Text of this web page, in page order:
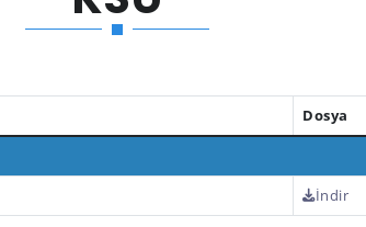
Dosya
İndir